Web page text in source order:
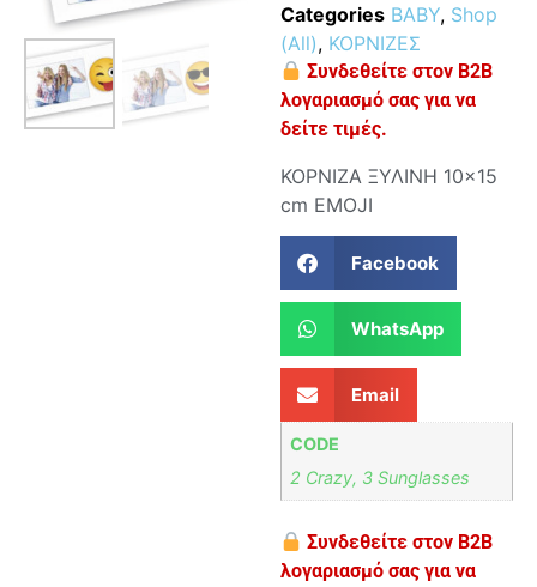
Categories BABY, Shop
(All), ΚΟΡΝΙΖΕΣ
Συνδεθείτε στον B2B
λογαριασμό σας για να
δείτε τιμές.
ΚΟΡΝΙΖΑ ΞΥΛΙΝΗ 10×15
cm EMOJI
Facebook
WhatsApp
Email
CODE
2 Crazy, 3 Sunglasses
Συνδεθείτε στον B2B
λογαριασμό σας για να